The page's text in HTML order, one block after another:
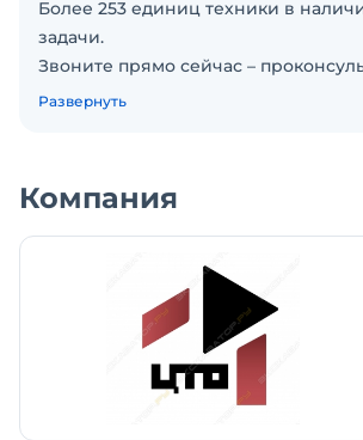
Более 253 единиц техники в
задачи.
Звоните прямо сейчас –
подберем лучший вариант.
Высота подъема: 3000 мм
Габариты (ДхШхВ): 3180х1090х2090
Колесная база: 1400 мм
Размер вил (ДхШхВ): 920х100х35 мм
Двигатель: Xinchai NC485BPG
• Возможна установка: бокового
каретки, ротатора, ковша, отвала и
Оплата: наличные, безналичные,
Развернуть
Компания